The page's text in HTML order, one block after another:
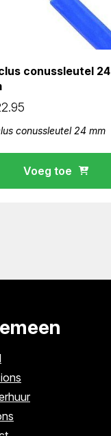
conussleutel 24
conussleutel 24 mm
Voeg toe